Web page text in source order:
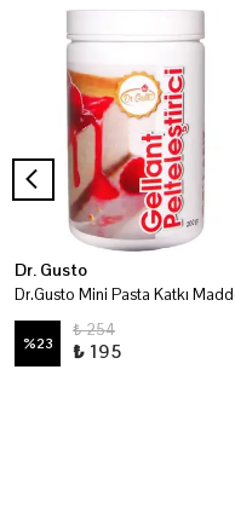
Dr. Gusto
%23
₺ 254
₺ 195